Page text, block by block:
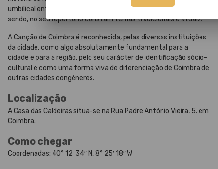
umbilical entre os seus estudantes e os seus intérpretes. Assim
sendo, no seu repertório constam temas tradicionais e atuais.
A Canção de Coimbra é reconhecida, pelas diversas instituições
da cidade, como algo absolutamente fundamental para a
cidade e para a região, pelo seu carácter de identificação sócio-
cultural e como uma forma viva de diferenciação de Coimbra de
outras cidades congéneres.
Localização
A Casa das Caldeiras situa-se na Rua Padre António Vieira, 5, em
Coimbra.
Como chegar
Coordenadas: 40° 12′ 34″ N, 8° 25′ 18″ W